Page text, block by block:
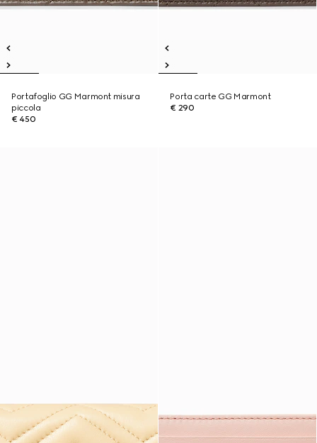
Portafoglio GG Marmont misura
piccola
€ 450
Porta carte GG Marmont
€ 290